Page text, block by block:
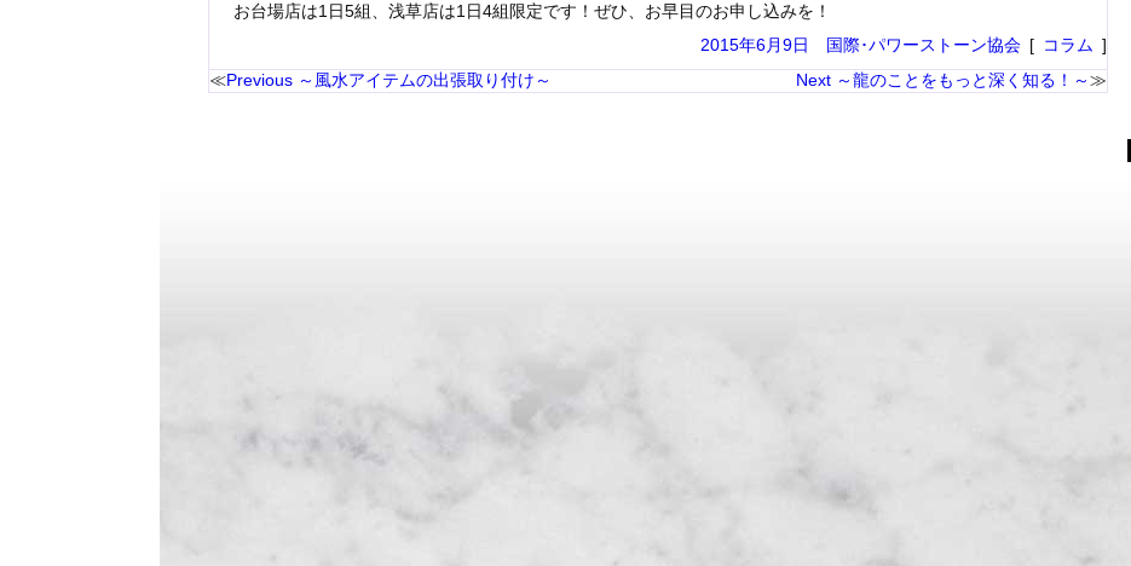
お台場店は1 日5組、浅草店は1 日4組限定です！ぜひ、お早目のお申し込みを！
2015年6月9日
国際･パワーストーン協会
コラム
Previous ～風水アイテムの出張取り付け～ Next ～龍のことをもっと深く知る！～